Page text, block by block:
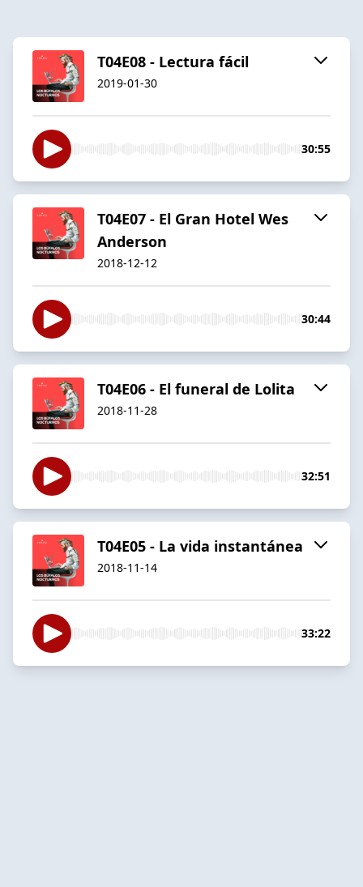
T04E08 - Lectura fácil
2019-01-30
30:55
T04E07 - El Gran Hotel Wes
Anderson
2018-12-12
30:44
T04E06 - El funeral de Lolita
2018-11-28
32:51
T04E05 - La vida instantánea
2018-11-14
33:22